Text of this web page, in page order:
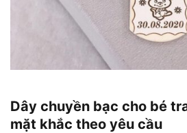
Dây chuyền bạc cho bé
mặt khắc theo yêu cầu